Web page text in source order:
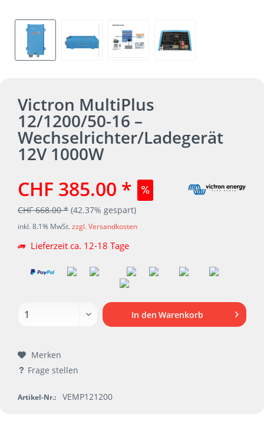
Victron MultiPlus
12/1200/50-16 –
Wechselrichter/Ladegerät
12V 1000W
CHF 385.00 *
CHF 668.00 * (42.37% gespart)
inkl. 8.1% MwSt.zzgl. Versandkosten
Lieferzeit ca. 12-18 Tage
In den Warenkorb
Merken
Frage stellen
Artikel-Nr.: VEMP121200